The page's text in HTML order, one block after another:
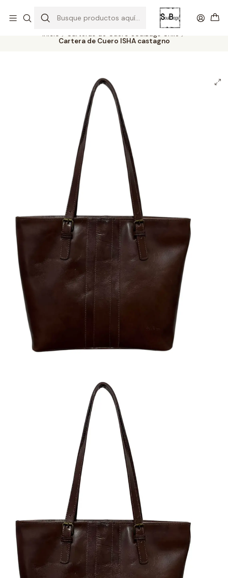
SOLO EL CUERO REEMPLAZA AL CUERO Todas las carteras acá
Inicio
Carteras de Cuero SoulBags Chile
Cartera de Cuero ISHA castagno